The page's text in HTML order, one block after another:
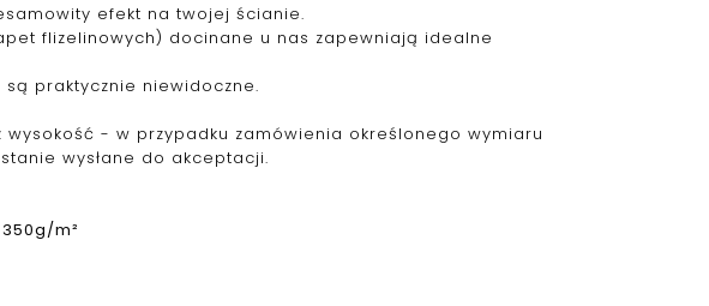
efekt na twojej ścianie.
flizelinowych) docinane u nas zapewniają idealne
są praktycznie niewidoczne.
- w przypadku zamówienia określonego wymiaru
wysłane do akceptacji.
m²